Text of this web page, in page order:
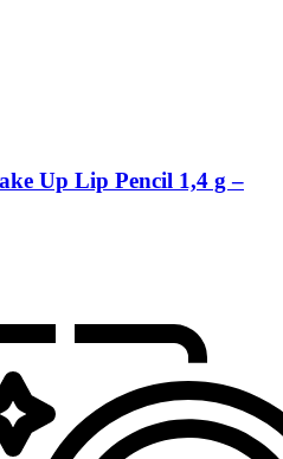
Up Lip Pencil 1,4 g –